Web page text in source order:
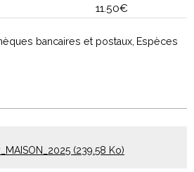
11.50€
bancaires et postaux Espèces
(239.58 Ko)